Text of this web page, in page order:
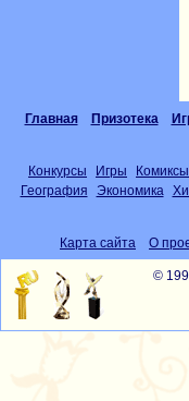
Главная Призотека
Конкурсы Игры Комиксы
География
Экономика
Карта сайта О
©